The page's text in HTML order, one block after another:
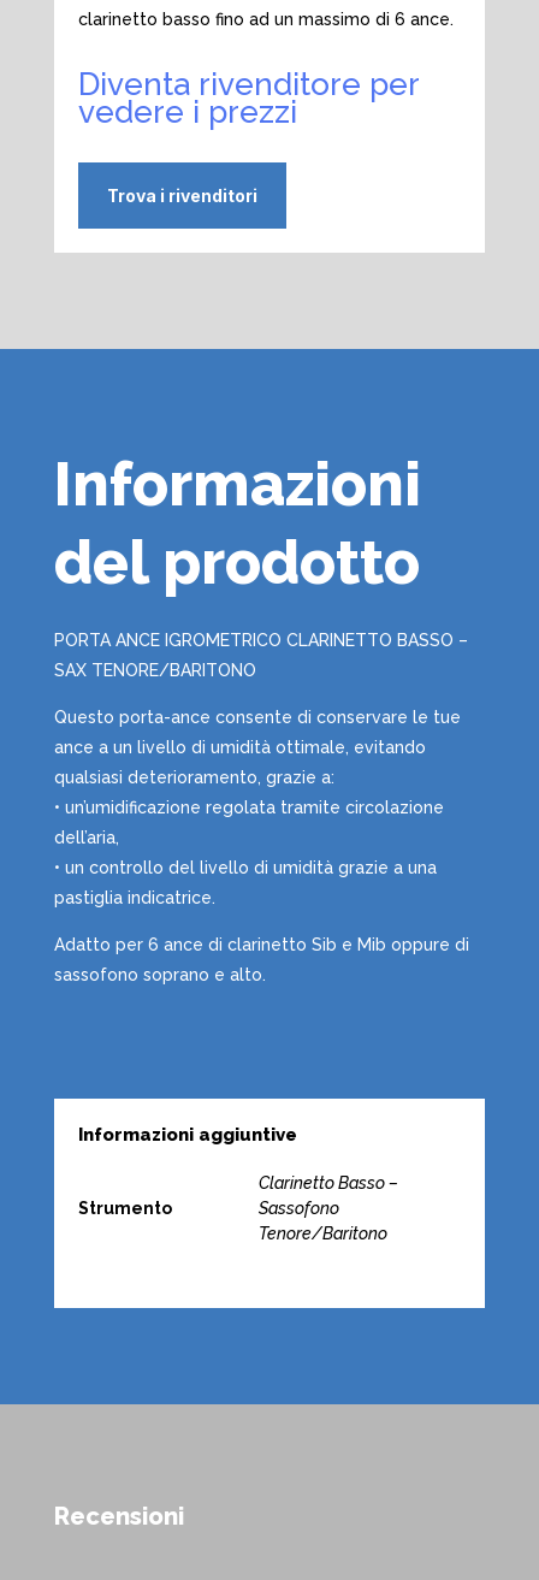
clarinetto basso fino ad un massimo di 6 ance.
Diventa rivenditore per
vedere i prezzi
Trova i rivenditori
Informazioni
del prodotto
PORTA ANCE IGROMETRICO CLARINETTO BASSO –
SAX TENORE/BARITONO
Questo porta-ance consente di conservare le tue
ance a un livello di umidità ottimale, evitando
qualsiasi deterioramento, grazie a:
• un’umidificazione regolata tramite circolazione
dell’aria,
• un controllo del livello di umidità grazie a una
pastiglia indicatrice.
Adatto per 6 ance di clarinetto Sib e Mib oppure di
sassofono soprano e alto.
Informazioni aggiuntive
Strumento
Clarinetto Basso –
Sassofono
Tenore/Baritono
Recensioni